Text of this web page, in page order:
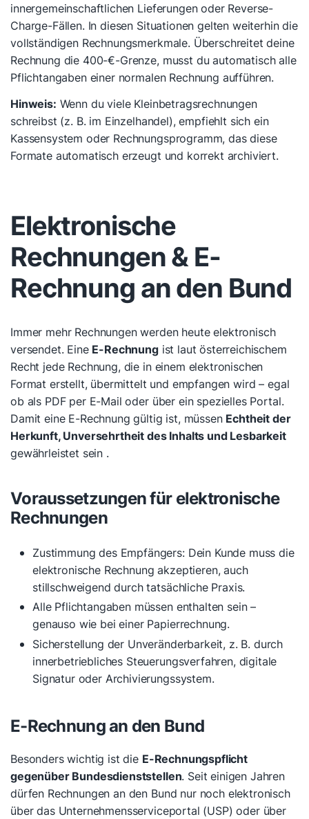
innergemeinschaftlichen Lieferungen oder Reverse-
Charge-Fällen. In diesen Situationen gelten weiterhin die
vollständigen Rechnungsmerkmale. Überschreitet deine
Rechnung die 400-€-Grenze, musst du automatisch alle
Pflichtangaben einer normalen Rechnung aufführen.
Hinweis: Wenn du viele Kleinbetragsrechnungen
schreibst (z. B. im Einzelhandel), empfiehlt sich ein
Kassensystem oder Rechnungsprogramm, das diese
Formate automatisch erzeugt und korrekt archiviert.
Elektronische
Rechnungen & E-
Rechnung an den Bund
Immer mehr Rechnungen werden heute elektronisch
versendet. Eine E-Rechnungist laut österreichischem
Recht jede Rechnung, die in einem elektronischen
Format erstellt, übermittelt und empfangen wird – egal
ob als PDF per E-Mail oder über ein spezielles Portal.
Damit eine E-Rechnung gültig ist, müssen Echtheit der
Herkunft, Unversehrtheit des Inhalts und Lesbarkeit
gewährleistet sein .
Voraussetzungen für elektronische
Rechnungen
Zustimmung des Empfängers: Dein Kunde muss die
elektronische Rechnung akzeptieren, auch
stillschweigend durch tatsächliche Praxis.
Alle Pflichtangaben müssen enthalten sein –
genauso wie bei einer Papierrechnung.
Sicherstellung der Unveränderbarkeit, z. B. durch
innerbetriebliches Steuerungsverfahren, digitale
Signatur oder Archivierungssystem.
E-Rechnung an den Bund
Besonders wichtig ist die E-Rechnungspflicht
gegenüber Bundesdienststellen. Seit einigen Jahren
dürfen Rechnungen an den Bund nur noch elektronisch
über das Unternehmensserviceportal (USP) oder über